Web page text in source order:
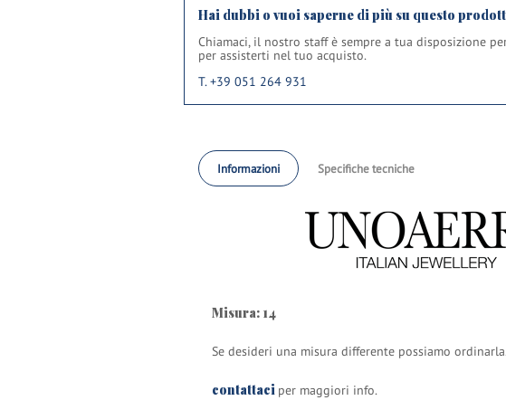
Hai dubbi o vuoi saperne di più su questo
Chiamaci, il nostro staff è sempre a tua disposizione
per assisterti nel tuo acquisto.
T. +39 051 264 931
Informazioni Specifiche tecniche
Misura: 14
Se desideri una misura differente possiamo
contattaci per maggiori info.